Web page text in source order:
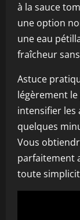
à la sauce
une option
une eau
fraîcheur
Astuce
légèrement
intensifier les
quelques
Vous
parfaitement
toute